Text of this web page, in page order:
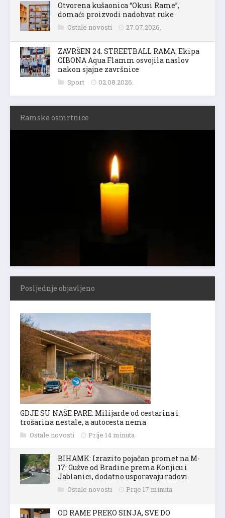
Otvorena kušaonica “Okusi Rame”,
domaći proizvodi nadohvat ruke
Ostale novosti 27.07.2026.
ZAVRŠEN 24. STREETBALL RAMA: Ekipa
CIBONA Aqua Flamm osvojila naslov
nakon sjajne završnice
Sport 02.08.2026.
Ramske osmrtnice
Posljednje objavljeno
GDJE SU NAŠE PARE: Milijarde od cestarina i
trošarina nestale, a autocesta nema
Ostale novosti Prije 14 minuta
BIHAMK: Izrazito pojačan promet na M-
17: Gužve od Bradine prema Konjicu i
Jablanici, dodatno usporavaju radovi
Ostale novosti Prije 17 minuta
OD RAME PREKO SINJA, SVE DO